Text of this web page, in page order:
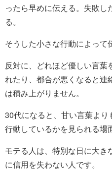
ったら早めに伝える。失敗
る。
そうした小さな行動によって
反対に、どれほど優しい言
れたり、都合が悪くなると連
は積み上がりません。
30代になると、甘い言葉よ
行動しているかを見られる場
モテる人は、特別な日に大き
に信用を失わない人です。